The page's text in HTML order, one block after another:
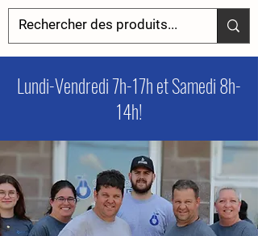
Lundi-Vendredi 7h-17h et Samedi 8h-
14h!